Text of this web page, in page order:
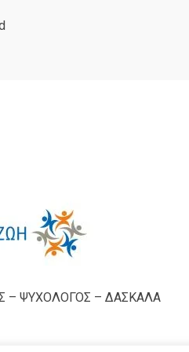
– ΨΥΧΟΛΟΓΟΣ – ΔΑΣΚΑΛΑ